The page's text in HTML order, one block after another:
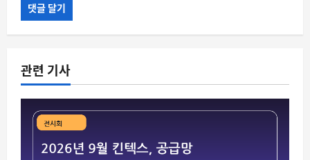
관련 기사